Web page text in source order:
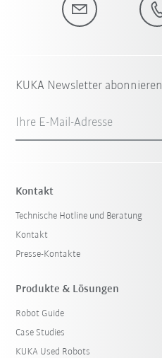
KUKA Newsletter abonnieren
Ihre E-Mail-Adresse
Kontakt
Technische Hotline und Beratung
Kontakt
Presse-Kontakte
Produkte & Lösungen
Robot Guide
Case Studies
KUKA Used Robots